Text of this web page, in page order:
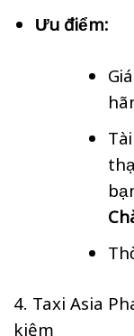
Ưu điểm:
4. Taxi Asia
kiệm